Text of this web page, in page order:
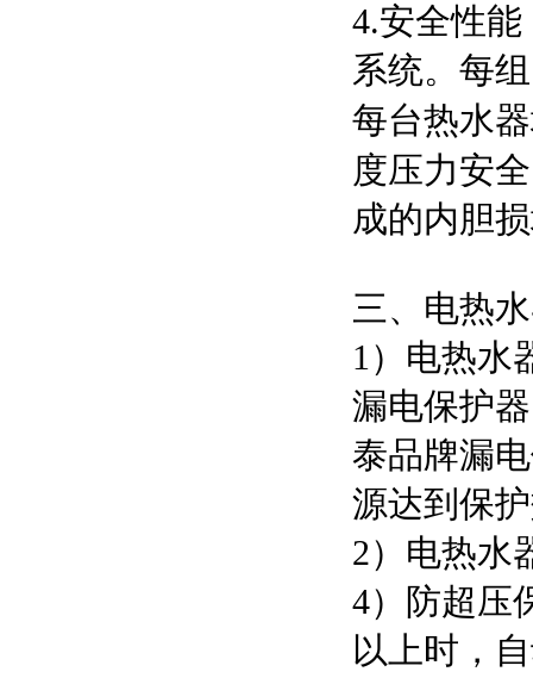
4.安全性
系统。每
每台热水
度压力安
成的内胆
三、电热
1）电热水
漏电保护
泰品牌漏
源达到保
2）电热水
4）防超压
以上时，